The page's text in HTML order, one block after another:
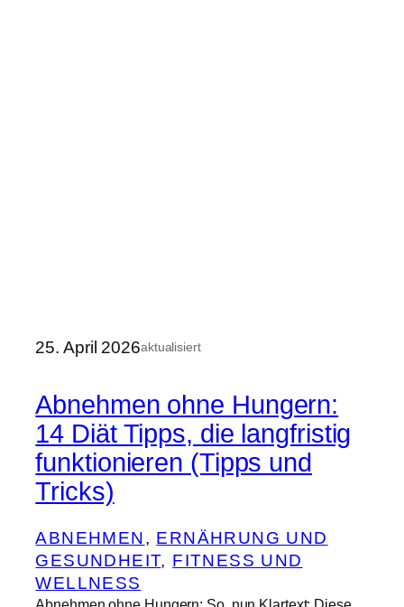
25. April 2026aktualisiert
Abnehmen ohne Hungern:
14 Diät Tipps, die langfristig
funktionieren (Tipps und
Tricks)
ABNEHMEN, ERNÄHRUNG UND
GESUNDHEIT, FITNESS UND
WELLNESS